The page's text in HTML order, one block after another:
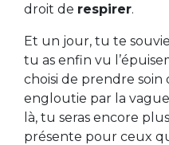
droit de respirer.
Et un jour, tu te
tu as enfin vu
choisi de prendre soin
engloutie par la
là, tu seras encore
présente pour ceux